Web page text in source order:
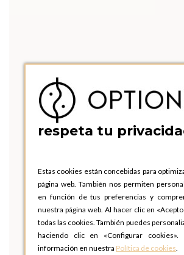
respeta tu
Estas cookies están concebidas para
página web. También nos permiten
en función de tus preferencias y
nuestra página web. Al hacer clic en
todas las cookies. También puedes
haciendo clic en «Configurar cookies».
información en nuestra Política de cookies.